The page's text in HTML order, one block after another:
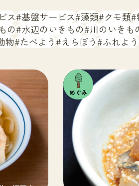
ス 基盤サービス 藻類 クモ類
の 水辺のいきもの 川のいきも
物 たべよう えらぼう ふれよう
注目の
いきも
の